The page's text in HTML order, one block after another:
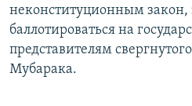
неконституционным
баллотироваться на
представителям
Мубарака.